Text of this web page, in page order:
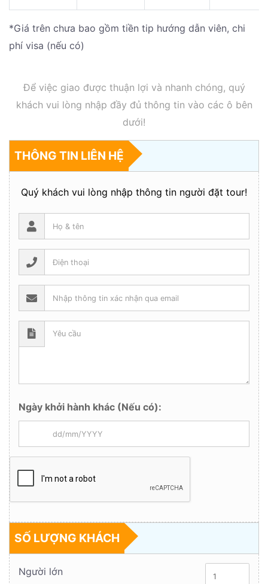
*Giá trên chưa bao gồm tiền tip hướng dẫn viên, chi
phí visa (nếu có)
Để việc giao được thuận lợi và nhanh chóng, quý
khách vui lòng nhập đầy đủ thông tin vào các ô bên
dưới!
THÔNG TIN LIÊN HỆ
Quý khách vui lòng nhập thông tin người đặt tour!
Ngày khởi hành khác (Nếu có):
SỐ LƯỢNG KHÁCH
Người lớn